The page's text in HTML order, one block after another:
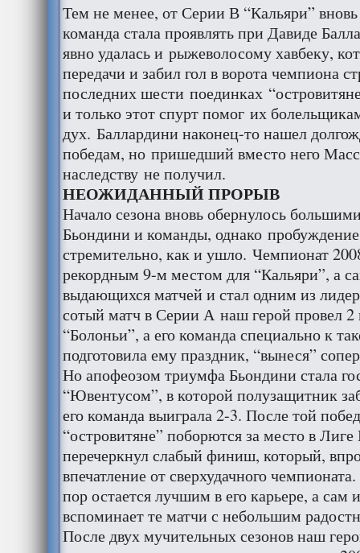
Тем не менее, от Серии В “Кальяри”
команда стала проявлять при Давиде
явно удалась и рыжеволосому хавбеку,
передачи и забил гол в ворота чемпиона
последних шести поединках
и только этот спурт помог их
дух. Баллардини наконец-то нашел
победам, но пришедший вместо него
наследству не получил.
НЕОЖИДАННЫЙ ПРОРЫВ
Начало сезона вновь обернулось
Бьондини и команды, однако
стремительно, как и ушло. Чемпионат
рекордным 9-м местом для “Кальяри”, а
выдающихся матчей и стал одним из
сотый матч в Серии А наш герой провел 2
“Болоньи”, а его команда специально к
подготовила ему праздник, “вынеся”
Но апофеозом триумфа Бьондини стала
“Ювентусом”, в которой полузащитник
его команда выиграла 2-3. После той
“островитяне” поборются за место в
перечеркнул слабый финиш, который,
впечатление от сверхудачного
пор остается лучшим в его карьере, а сам
вспоминает те матчи с небольшим
После двух мучительных сезонов наш